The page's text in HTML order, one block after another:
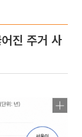
진 주거 사